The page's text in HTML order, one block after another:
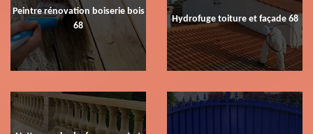
Peintre rénovation boiserie bois
68
Hydrofuge toiture et façade 68